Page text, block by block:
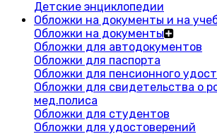
Детские энциклопедии
Обложки на документы и на
Обложки на документы
Обложки для автодокументов
Обложки для паспорта
Обложки для пенсионного
Обложки для свидетельства о
мед.полиса
Обложки для студентов
Обложки для удостоверений